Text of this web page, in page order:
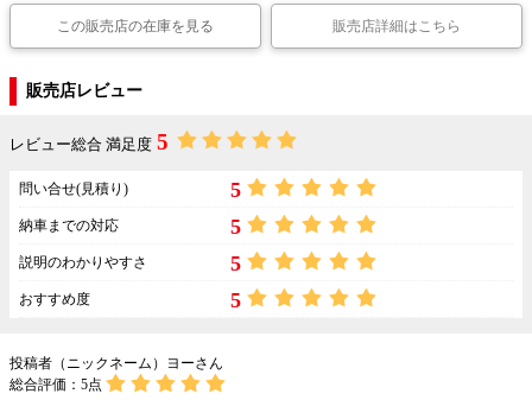
この販売店の在庫を見る 販売店詳細はこちら
販売店レビュー
レビュー総合 満足度 5
問い合せ(見積り) 5
納車までの対応 5
説明のわかりやすさ 5
おすすめ度 5
投稿者（ニックネーム）ヨーさん
総合評価： 5点